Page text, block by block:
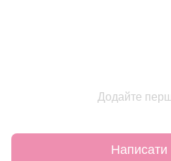
Додайте
Написати